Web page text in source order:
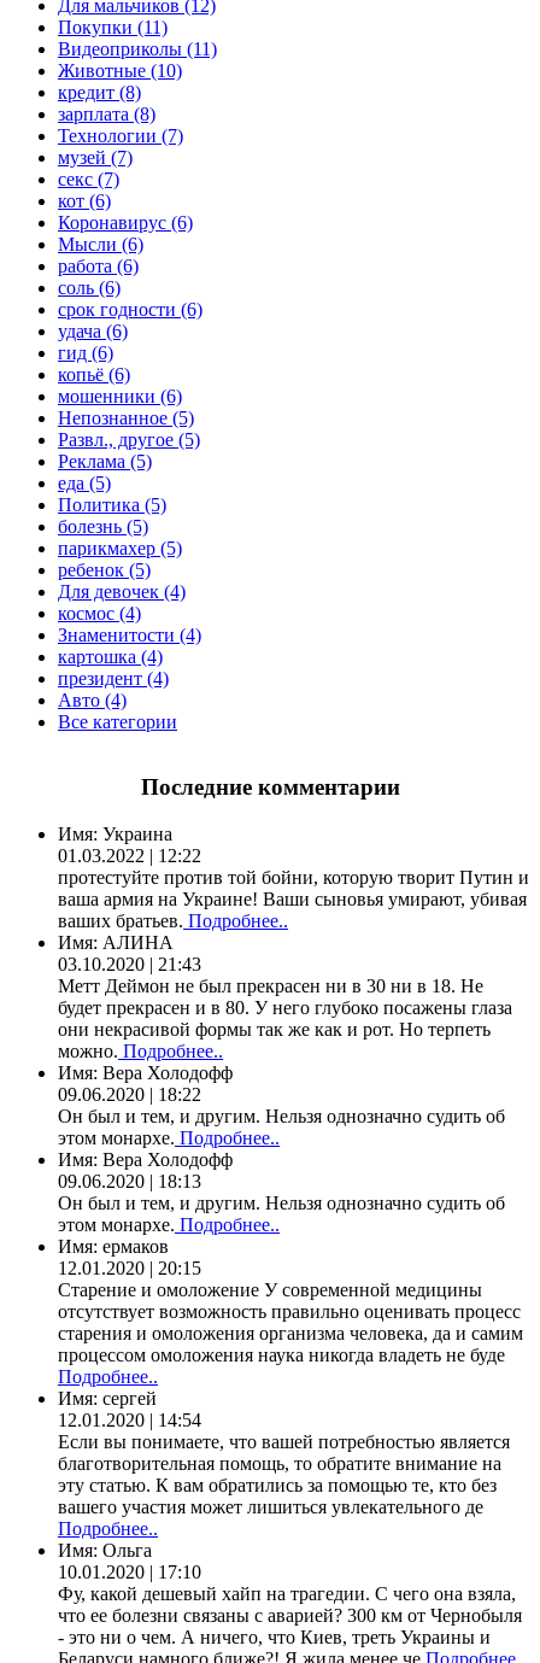
Для мальчиков (12)
Покупки (11)
Видеоприколы (11)
Животные (10)
кредит (8)
зарплата (8)
Технологии (7)
музей (7)
секс (7)
кот (6)
Коронавирус (6)
Мысли (6)
работа (6)
соль (6)
срок годности (6)
удача (6)
гид (6)
копьё (6)
мошенники (6)
Непознанное (5)
Развл., другое (5)
Реклама (5)
еда (5)
Политика (5)
болезнь (5)
парикмахер (5)
ребенок (5)
Для девочек (4)
космос (4)
Знаменитости (4)
картошка (4)
президент (4)
Авто (4)
Все категории
Последние комментарии
Имя: Украина
01.03.2022 | 12:22
протестуйте против той бойни, которую творит Путин и
ваша армия на Украине! Ваши сыновья умирают, убивая
ваших братьев. Подробнее..
Имя: АЛИНА
03.10.2020 | 21:43
Метт Деймон не был прекрасен ни в 30 ни в 18. Не
будет прекрасен и в 80. У него глубоко посажены глаза
они некрасивой формы так же как и рот. Но терпеть
можно. Подробнее..
Имя: Вера Холодофф
09.06.2020 | 18:22
Он был и тем, и другим. Нельзя однозначно судить об
этом монархе. Подробнее..
Имя: Вера Холодофф
09.06.2020 | 18:13
Он был и тем, и другим. Нельзя однозначно судить об
этом монархе. Подробнее..
Имя: ермаков
12.01.2020 | 20:15
Старение и омоложение У современной медицины
отсутствует возможность правильно оценивать процесс
старения и омоложения организма человека, да и самим
процессом омоложения наука никогда владеть не буде
Подробнее..
Имя: сергей
12.01.2020 | 14:54
Если вы понимаете, что вашей потребностью является
благотворительная помощь, то обратите внимание на
эту статью. К вам обратились за помощью те, кто без
вашего участия может лишиться увлекательного де
Подробнее..
Имя: Ольга
10.01.2020 | 17:10
Фу, какой дешевый хайп на трагедии. С чего она взяла,
что ее болезни связаны с аварией? 300 км от Чернобыля
- это ни о чем. А ничего, что Киев, треть Украины и
Беларуси намного ближе?! Я жила менее че Подробнее..